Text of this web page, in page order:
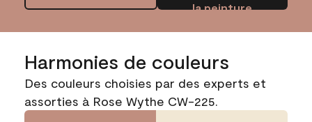
la peinture
Harmonies de couleurs
Des couleurs choisies par des experts et
assorties à Rose Wythe CW-225.